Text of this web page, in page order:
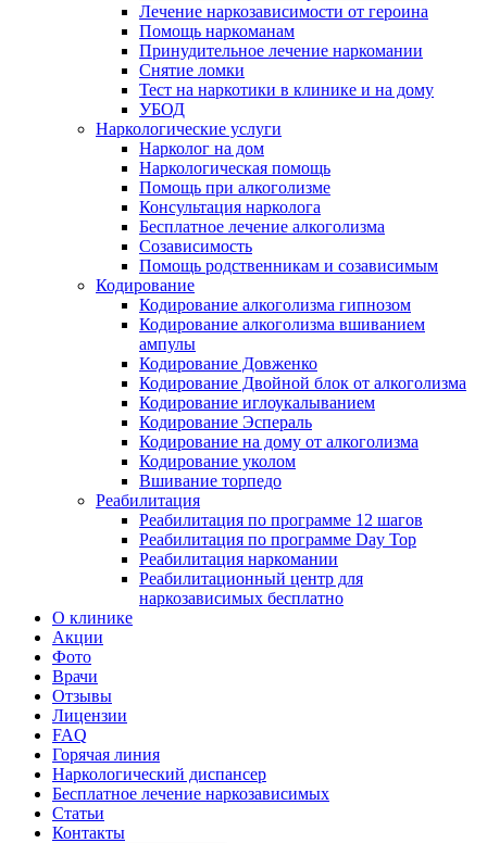
Лечение наркозависимости от героина
Помощь наркоманам
Принудительное лечение наркомании
Снятие ломки
Тест на наркотики в клинике и на дому
УБОД
Наркологические услуги
Нарколог на дом
Наркологическая помощь
Помощь при алкоголизме
Консультация нарколога
Бесплатное лечение алкоголизма
Созависимость
Помощь родственникам и созависимым
Кодирование
Кодирование алкоголизма гипнозом
Кодирование алкоголизма вшиванием
ампулы
Кодирование Довженко
Кодирование Двойной блок от алкоголизма
Кодирование иглоукалыванием
Кодирование Эспераль
Кодирование на дому от алкоголизма
Кодирование уколом
Вшивание торпедо
Реабилитация
Реабилитация по программе 12 шагов
Реабилитация по программе Day Top
Реабилитация наркомании
Реабилитационный центр для
наркозависимых бесплатно
О клинике
Акции
Фото
Врачи
Отзывы
Лицензии
FAQ
Горячая линия
Наркологический диспансер
Бесплатное лечение наркозависимых
Статьи
Контакты